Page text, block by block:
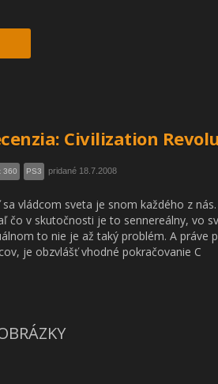
Civilization
360 PS3 pridané 18.7.2008
sa vládcom sveta je snom každého z
čo v skutočnosti je to sennereálny, vo
to nie je až taký problém. A práve
je obzvlášť vhodné pokračovanie C